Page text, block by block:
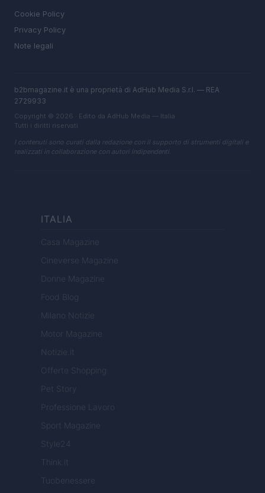
Cookie Policy
Privacy Policy
Note legali
b2bmagazine.it è una proprietà di AdHub Media S.r.l. — REA
2729933
Copyright © 2026 · Edito da AdHub Media — Italia
Tutti i diritti riservati
I contenuti sono curati dalla redazione con il supporto di strumenti digitali e
realizzati in collaborazione con autori indipendenti.
ITALIA
Casa Magazine
Cineverse Magazine
Donne Magazine
Food Blog
Milano Notizie
Motor Magazine
Notizie.it
Offerte Shopping
Pet Story
Professione Lavoro
Sport Magazine
Style24
Think.it
Tuobenessere